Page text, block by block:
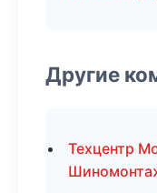
Другие
Техцентр